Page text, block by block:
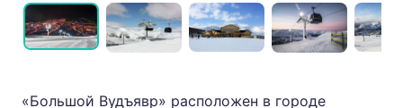
«Большой Вудъявр» расположен в городе